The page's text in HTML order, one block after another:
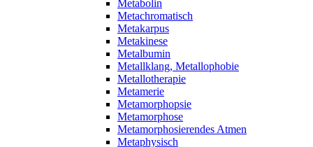
Metabolin
Metachromatisch
Metakarpus
Metakinese
Metalbumin
Metallklang, Metallophobie
Metallotherapie
Metamerie
Metamorphopsie
Metamorphose
Metamorphosierendes Atmen
Metaphysisch